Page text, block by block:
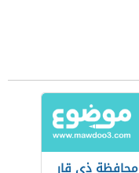
محافظة ذي قار